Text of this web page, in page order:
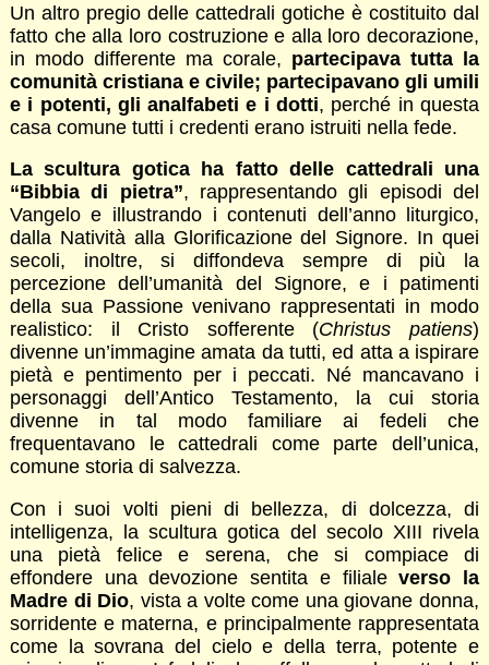
Un altro pregio delle cattedrali gotiche è costituito dal
fatto che alla loro costruzione e alla loro decorazione,
in modo differente ma corale, partecipava tutta la
comunità cristiana e civile; partecipavano gli umili
e i potenti, gli analfabeti e i dotti, perché in questa
casa comune tutti i credenti erano istruiti nella fede.
La scultura gotica ha fatto delle cattedrali una
“Bibbia di pietra”, rappresentando gli episodi del
Vangelo e illustrando i contenuti dell’anno liturgico,
dalla Natività alla Glorificazione del Signore. In quei
secoli, inoltre, si diffondeva sempre di più la
percezione dell’umanità del Signore, e i patimenti
della sua Passione venivano rappresentati in modo
realistico: il Cristo sofferente (Christus patiens)
divenne un’immagine amata da tutti, ed atta a ispirare
pietà e pentimento per i peccati. Né mancavano i
personaggi dell’Antico Testamento, la cui storia
divenne in tal modo familiare ai fedeli che
frequentavano le cattedrali come parte dell’unica,
comune storia di salvezza.
Con i suoi volti pieni di bellezza, di dolcezza, di
intelligenza, la scultura gotica del secolo XIII rivela
una pietà felice e serena, che si compiace di
effondere una devozione sentita e filialeverso la
Madre di Dio, vista a volte come una giovane donna,
sorridente e materna, e principalmente rappresentata
come la sovrana del cielo e della terra, potente e